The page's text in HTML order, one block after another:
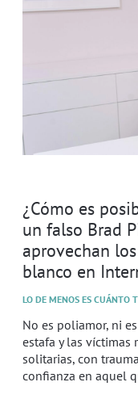
¿Cómo es
un falso Brad
aprovechan
blanco en
LO DE MENOS ES CUÁNTO
No es poliamor, ni
estafa y las víctimas
solitarias, con
confianza en aquel